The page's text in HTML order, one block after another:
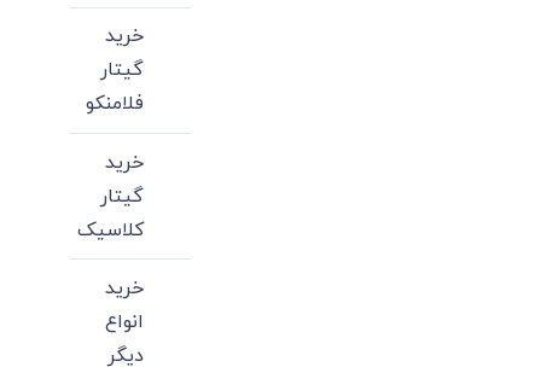
خرید
گیتار
فلامنکو
خرید
گیتار
کلاسیک
خرید
انواع
دیگر